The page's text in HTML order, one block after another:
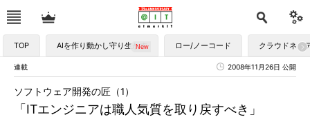
TOP AIを作り動かし守り生かす ロー/ノーコード クラウドネイ
連載 2008年11月26日 公開
「ITエンジニアは職人気質を取り戻すべき」
ソフトウェア開発の匠（1）